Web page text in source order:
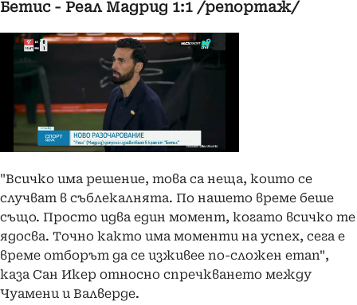
Бетис - Реал Мадрид 1:1 /репортаж/
"Всичко има решение, това са неща, които се
случват в съблекалнята. По нашето време беше
също. Просто идва един момент, когато всичко те
ядосва. Точно както има моменти на успех, сега е
време отборът да се изживее по-сложен етап",
каза Сан Икер относно спречкването между
Чуамени и Валверде.